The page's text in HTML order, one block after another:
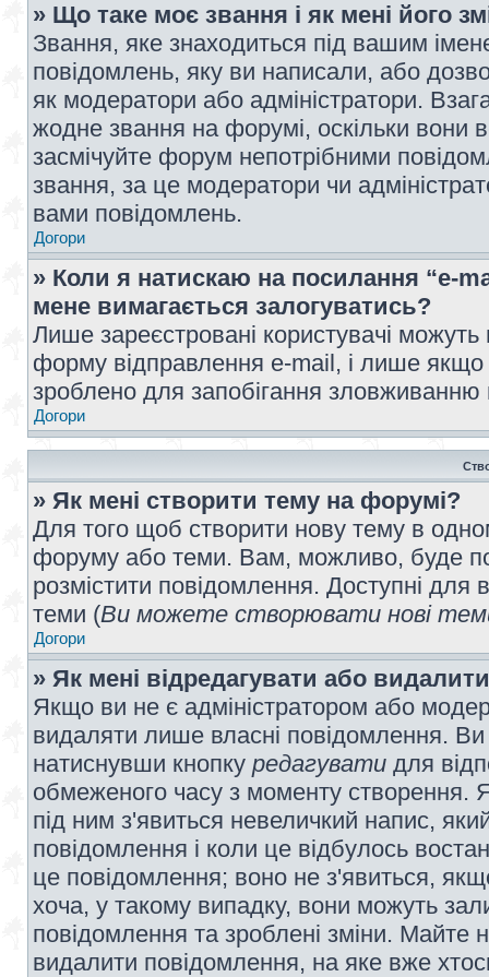
» Що таке моє звання і як мені його
Звання, яке знаходиться під вашим
повідомлень, яку ви написали, або
як модератори або адміністратори.
жодне звання на форумі, оскільки вони
засмічуйте форум непотрібними
звання, за це модератори чи
вами повідомлень.
Догори
» Коли я натискаю на посилання “e-
мене вимагається залогуватись?
Лише зареєстровані користувачі
форму відправлення e-mail, і лише
зроблено для запобігання
Догори
» Як мені створити тему на форумі?
Для того щоб створити нову тему в
форуму або теми. Вам, можливо, буде
розмістити повідомлення. Доступні для
теми (Ви можете створювати нові
Догори
» Як мені відредагувати або
Якщо ви не є адміністратором або
видаляти лише власні повідомлення.
натиснувши кнопку редагувати для
обмеженого часу з моменту створення.
під ним з'явиться невеличкий напис,
повідомлення і коли це відбулось
це повідомлення; воно не з'явиться,
хоча, у такому випадку, вони можуть
повідомлення та зроблені зміни. Майте
видалити повідомлення, на яке вже